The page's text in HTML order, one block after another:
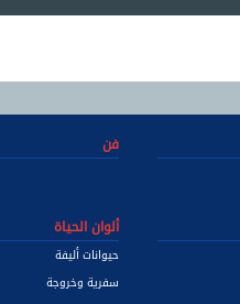
فن
ألوان الحياة
حيوانات أليفة
سفرية وخروجة